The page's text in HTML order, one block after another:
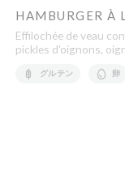
HAMBURGER À
Effilochée de veau
pickles d'oignons,
グルテン 卵